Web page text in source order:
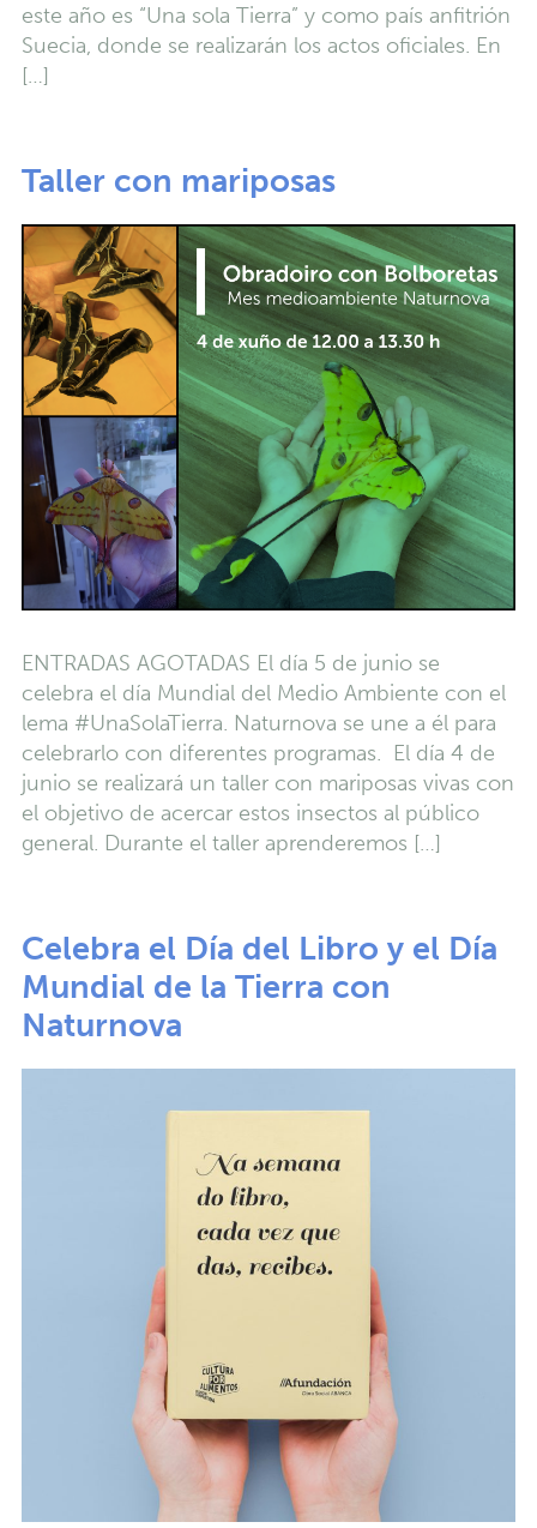
este año es “Una sola Tierra” y como país anfitrión
Suecia, donde se realizarán los actos oficiales. En
[…]
Taller con mariposas
ENTRADAS AGOTADAS El día 5 de junio se
celebra el día Mundial del Medio Ambiente con el
lema #UnaSolaTierra. Naturnova se une a él para
celebrarlo con diferentes programas. El día 4 de
junio se realizará un taller con mariposas vivas con
el objetivo de acercar estos insectos al público
general. Durante el taller aprenderemos […]
Celebra el Día del Libro y el Día
Mundial de la Tierra con
Naturnova